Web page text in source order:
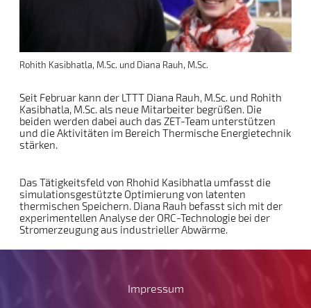
Rohith Kasibhatla, M.Sc. und Diana Rauh, M.Sc.
Seit Februar kann der LTTT Diana Rauh, M.Sc. und Rohith
Kasibhatla, M.Sc. als neue Mitarbeiter begrüßen. Die
beiden werden dabei auch das ZET-Team unterstützen
und die Aktivitäten im Bereich Thermische Energietechnik
stärken.
Das Tätigkeitsfeld von Rhohid Kasibhatla umfasst die
simulationsgestützte Optimierung von latenten
thermischen Speichern. Diana Rauh befasst sich mit der
experimentellen Analyse der ORC-Technologie bei der
Stromerzeugung aus industrieller Abwärme.
Impressum